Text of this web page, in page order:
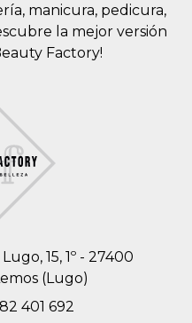
manicura, pedicura,
la mejor versión
Factory!
15, 1º - 27400
(Lugo)
401 692